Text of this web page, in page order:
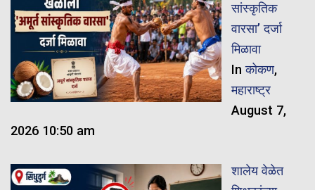
सांस्कृतिक
वारसा’ दर्जा
मिळावा
Inकोकण,
महाराष्ट्र
August 7,
2026 10:50 am
शालेय वेळेत